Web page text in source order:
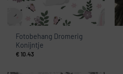
Fotobehang Dromerig
Konijntje
€ 10.43